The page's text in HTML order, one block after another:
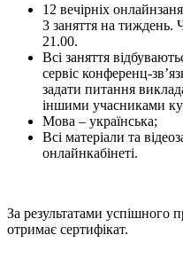
12 вечірніх
3 заняття на тиждень.
21.00.
Всі заняття
сервіс конференц-
задати питання
іншими учасниками
Мова – українська;
Всі матеріали та
онлайнкабінеті.
За результатами успішного
отримає сертифікат.